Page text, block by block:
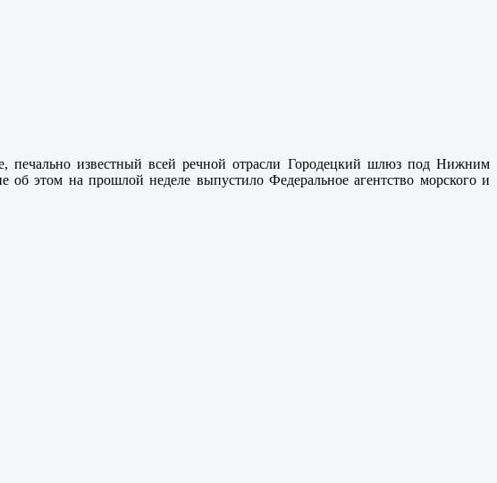
печально известный всей речной отрасли Городецкий шлюз под Нижним
этом на прошлой неделе выпустило Федеральное агентство морского и